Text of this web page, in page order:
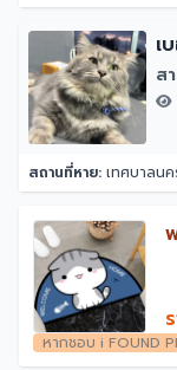
เ
ส
สถานที่หาย: เทศบาลน
หากชอบ i FOUND